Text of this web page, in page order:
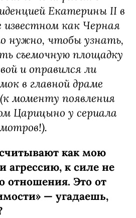
Екатерины II в
как Черная
нужно, чтобы узнать,
съемочную площадку
и оправился ли
в главной драме
(к моменту появления
Царицыно у сериала
как мою
агрессию, к силе не
отношения. Это от
— угадаешь,